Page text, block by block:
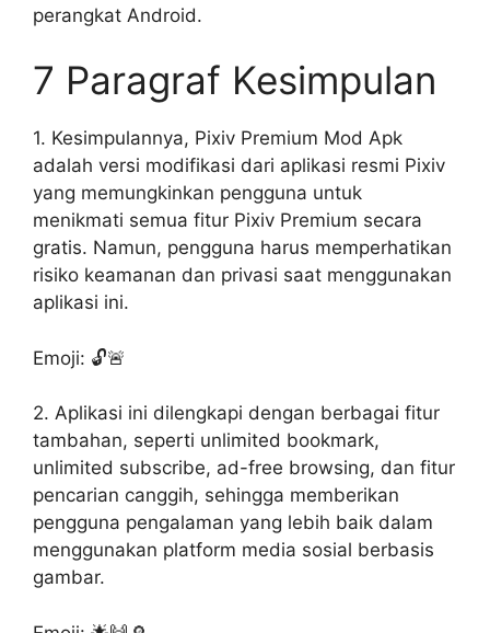
perangkat Android.
7 Paragraf Kesimpulan
1. Kesimpulannya, Pixiv Premium Mod Apk
adalah versi modifikasi dari aplikasi resmi Pixiv
yang memungkinkan pengguna untuk
menikmati semua fitur Pixiv Premium secara
gratis. Namun, pengguna harus memperhatikan
risiko keamanan dan privasi saat menggunakan
aplikasi ini.
Emoji: 🔓🚨
2. Aplikasi ini dilengkapi dengan berbagai fitur
tambahan, seperti unlimited bookmark,
unlimited subscribe, ad-free browsing, dan fitur
pencarian canggih, sehingga memberikan
pengguna pengalaman yang lebih baik dalam
menggunakan platform media sosial berbasis
gambar.